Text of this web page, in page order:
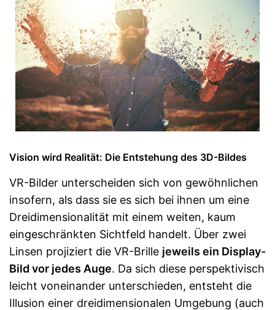
Vision wird Realität: Die Entstehung des 3D-Bildes
VR-Bilder unterscheiden sich von gewöhnlichen
insofern, als dass sie es sich bei ihnen um eine
Dreidimensionalität mit einem weiten, kaum
eingeschränkten Sichtfeld handelt. Über zwei
Linsen projiziert die VR-Brille jeweils ein Display-
Bild vor jedes Auge. Da sich diese perspektivisch
leicht voneinander unterschieden, entsteht die
Illusion einer dreidimensionalen Umgebung (auch